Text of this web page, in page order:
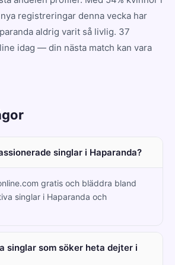
registreringar denna vecka har
aldrig varit så livlig. 37
idag — din nästa match kan vara
singlar i Haparanda?
gratis och bläddra bland
singlar i Haparanda och
singlar som söker heta dejter i